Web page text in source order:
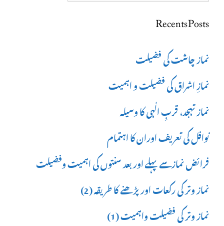
Recents Posts
نماز چاشت کی فضیلت
نمازِ اشراق کی فضیلت و اہمیت
نماز تہجد، قربِ الٰہی کا وسیلہ
نوافل کی تعریف اوران کا اہتمام
فرائض نمازسے پہلے اور بعد سنتوں کی اہمیت وفضیلت
نماز وتر کی رکعات اور پڑھنے کا طریقہ (2)
نماز وتر کی فضیلت واہمیت (1)